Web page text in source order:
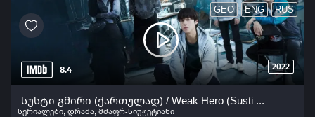
8.4 2022
GEO ENG RUS
სუსტი გმირი (ქართულად) / Weak Hero (Susti Gmiri Qartulad) ქართულად 2022
სერიალები დრამა მძაფრ-სიუჟეტიანი